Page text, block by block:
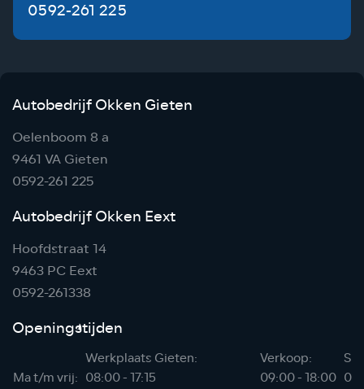
0592-261 225
Autobedrijf Okken Gieten
Oelenboom 8 a
9461 VA Gieten
0592-261 225
Autobedrijf Okken Eext
Hoofdstraat 14
9463 PC Eext
0592-261338
Openingstijden
Werkplaats Gieten: Verkoop:
Ma t/m vrij: 08:00 - 17:15 09:00 - 18:00